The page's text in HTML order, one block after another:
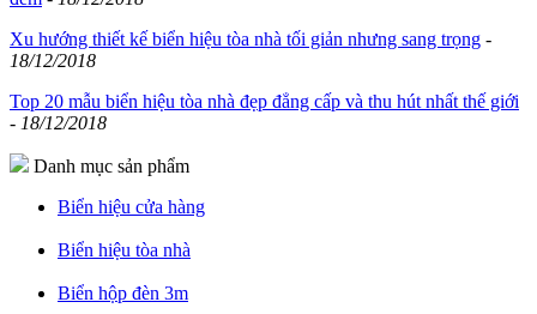
Xu hướng thiết kế biển hiệu tòa nhà tối giản nhưng sang trọng -
18/12/2018
Top 20 mẫu biển hiệu tòa nhà đẹp đẳng cấp và thu hút nhất thế giới
- 18/12/2018
Danh mục sản phẩm
Biển hiệu cửa hàng
Biển hiệu tòa nhà
Biển hộp đèn 3m